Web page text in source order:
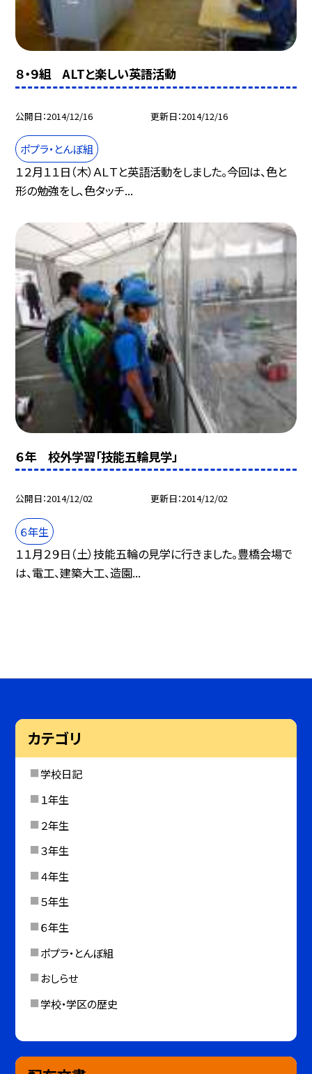
８・９組 ALTと楽しい英語活動
公開日 2014/12/16 更新日 2014/12/16
ポプラ・とんぼ組
１２月１１日（木）ＡＬＴと英語活動をしました。今回は、色と
形の勉強をし、色タッチ...
６年 校外学習「技能五輪見学」
公開日 2014/12/02 更新日 2014/12/02
６年生
１１月２９日（土）技能五輪の見学に行きました。豊橋会場で
は、電工、建築大工、造園...
カテゴリ
学校日記
１年生
２年生
３年生
４年生
５年生
６年生
ポプラ・とんぼ組
おしらせ
学校・学区の歴史